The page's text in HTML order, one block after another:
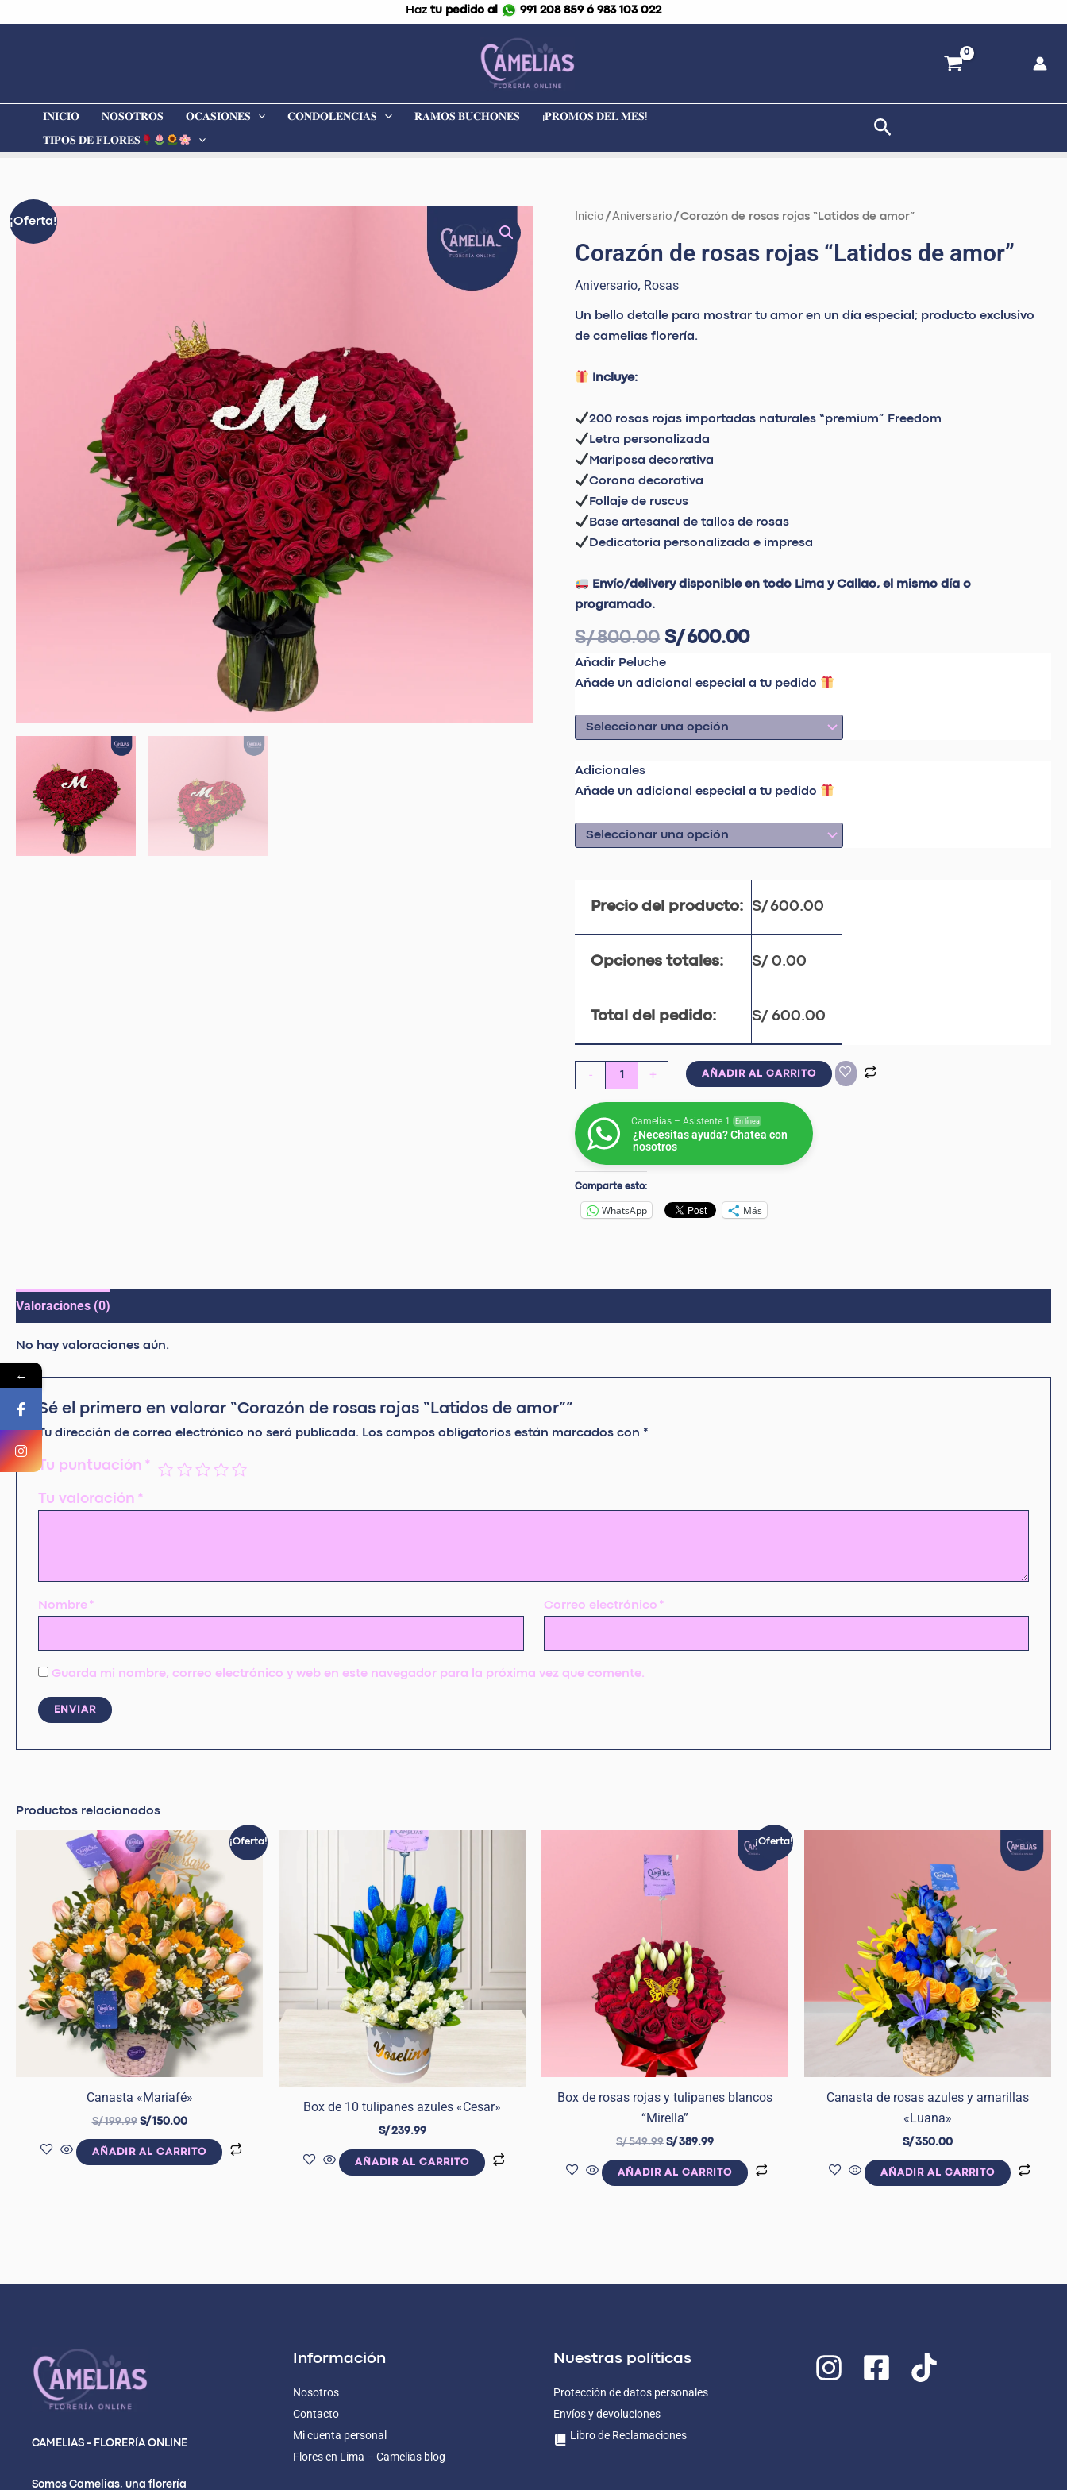
Haz tu pedido al 991 208 859 ó 983 103 022
𝐈𝐍𝐈𝐂𝐈𝐎 𝐍𝐎𝐒𝐎𝐓𝐑𝐎𝐒 𝐎𝐂𝐀𝐒𝐈𝐎𝐍𝐄𝐒 𝐂𝐎𝐍𝐃𝐎𝐋𝐄𝐍𝐂𝐈𝐀𝐒 𝐑𝐀𝐌𝐎𝐒 𝐁𝐔𝐂𝐇𝐎𝐍𝐄𝐒
¡𝐏𝐑𝐎𝐌𝐎𝐒 𝐃𝐄𝐋 𝐌𝐄𝐒!
𝐓𝐈𝐏𝐎𝐒 𝐃𝐄 𝐅𝐋𝐎𝐑𝐄𝐒
Buscar
¡Oferta! Inicio /Aniversario / Corazón de rosas rojas “Latidos de amor”
Corazón de rosas rojas “Latidos de amor”
Aniversario, Rosas
Un bello detalle para mostrar tu amor en un día especial; producto exclusivo
de camelias florería.
Incluye:
200 rosas rojas importadas naturales “premium” Freedom
Letra personalizada
Mariposa decorativa
Corona decorativa
Follaje de ruscus
Base artesanal de tallos de rosas
Dedicatoria personalizada e impresa
Envío/delivery disponible en todo Lima y Callao, el mismo día o
programado.
S/800.00
El
original
S/600.00
El
actual
Añadir Peluche
Añade un adicional especial a tu pedido
Adicionales
Añade un adicional especial a tu pedido
Precio del producto: S/600.00
Opciones totales: S/ 0.00
Total del pedido: S/ 600.00
-
Corazón
rosas
de
amor”
+ AÑADIR AL CARRITO
Camelias – Asistente 1 En línea
¿Necesitas ayuda? Chatea con
nosotros
Comparte esto:
WhatsApp Más
Valoraciones (0)
No hay valoraciones aún.
Sé el primero en valorar “Corazón de rosas rojas “Latidos de amor””
Tu dirección de correo electrónico no será publicada. Los campos obligatorios están marcados con *
Tu puntuación *
Tu valoración *
Nombre * Correo electrónico *
Guarda mi nombre, correo electrónico y web en este navegador para la próxima vez que comente.
Productos relacionados
¡Oferta!
Canasta «Mariafé»
S/199.99
El
precio
original
era:
S/ 199.99.
S/150.00
El
precio
actual
es:
S/ 150.00.
AÑADIR AL CARRITO
Box de 10 tulipanes azules «Cesar»
S/239.99
AÑADIR AL CARRITO
¡Oferta!
Box de rosas rojas y tulipanes blancos
“Mirella”
S/549.99
original
era:
S/ 549.99.
S/389.99
precio
actual
AÑADIR AL CARRITO
Canasta de rosas azules y amarillas
«Luana»
S/350.00
AÑADIR AL CARRITO
CAMELIAS - FLORERÍA ONLINE
Somos Camelias, una florería
Información
Nosotros
Contacto
Mi cuenta personal
Flores en Lima – Camelias blog
Nuestras políticas
Protección de datos personales
Envíos y devoluciones
Libro de Reclamaciones
←